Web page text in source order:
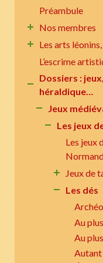
Préambule
Nos membres
Les arts
L’escrime
Dossiers :
héraldique…
Jeux
Les jeux
Les jeux
Jeux de
Les dés
Au
Au
Autant